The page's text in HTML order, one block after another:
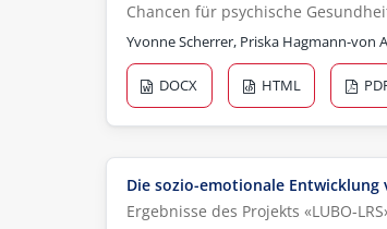
Chancen für psychische
Yvonne Scherrer, Priska Hagmann-von
DOCX
HTML
Die sozio-emotionale
Ergebnisse des Projekts «LUBO-